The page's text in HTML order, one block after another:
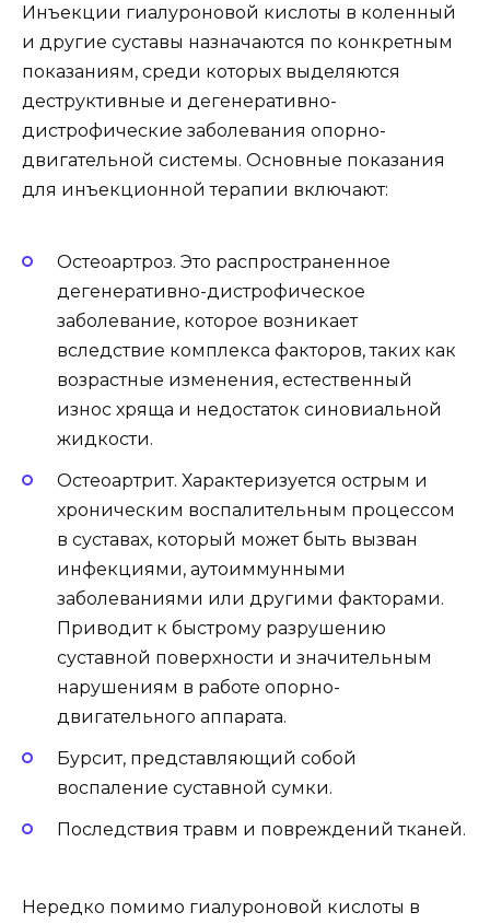
Инъекции гиалуроновой кислоты в коленный
и другие суставы назначаются по конкретным
показаниям, среди которых выделяются
деструктивные и дегенеративно-
дистрофические заболевания опорно-
двигательной системы. Основные показания
для инъекционной терапии включают:
Остеоартроз. Это распространенное
дегенеративно-дистрофическое
заболевание, которое возникает
вследствие комплекса факторов, таких как
возрастные изменения, естественный
износ хряща и недостаток синовиальной
жидкости.
Остеоартрит. Характеризуется острым и
хроническим воспалительным процессом
в суставах, который может быть вызван
инфекциями, аутоиммунными
заболеваниями или другими факторами.
Приводит к быстрому разрушению
суставной поверхности и значительным
нарушениям в работе опорно-
двигательного аппарата.
Бурсит, представляющий собой
воспаление суставной сумки.
Последствия травм и повреждений тканей.
Нередко помимо гиалуроновой кислоты в